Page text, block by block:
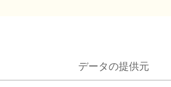
データの提供元